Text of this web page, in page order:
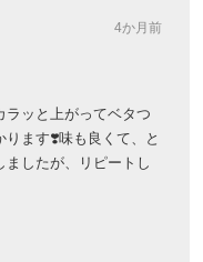
4か月前
ラッと上がってベタつ
ます❣️味も良くて、と
ましたが、リピートし